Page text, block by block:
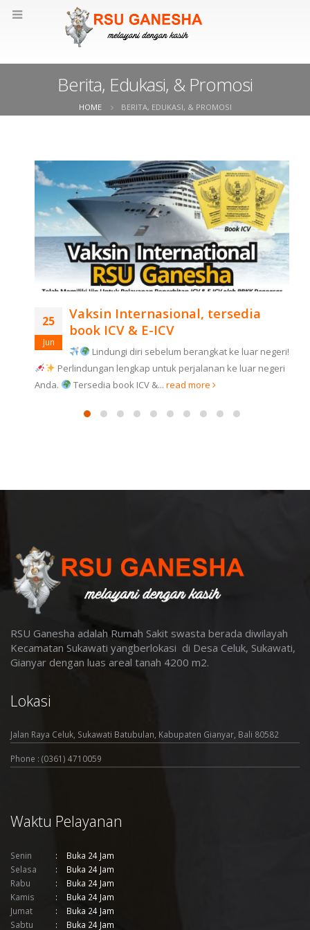
Berita, Edukasi, & Promosi
HOME BERITA, EDUKASI, & PROMOSI
25
Jun
Vaksin Internasional, tersedia
book ICV & E-ICV
Lindungi diri sebelum berangkat ke luar negeri!
Perlindungan lengkap untuk perjalanan ke luar negeri
Anda.
Tersedia book ICV &... read more
RSU Ganesha adalah Rumah Sakit swasta berada diwilayah
Kecamatan Sukawati yangberlokasi di Desa Celuk, Sukawati,
Gianyar dengan luas areal tanah 4200 m2.
Lokasi
Jalan Raya Celuk, Sukawati Batubulan, Kabupaten Gianyar, Bali 80582
Phone : (0361) 4710059
Waktu Pelayanan
Senin
Buka 24 Jam
Selasa
Buka 24 Jam
Rabu
Buka 24 Jam
Kamis
Buka 24 Jam
Jumat
Buka 24 Jam
Sabtu
Buka 24 Jam